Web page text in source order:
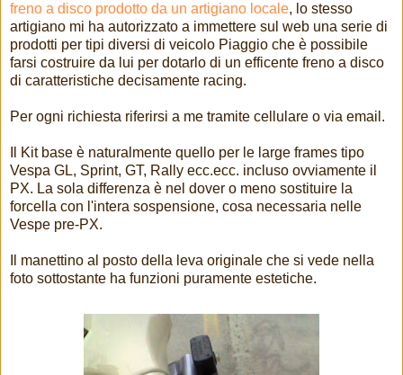
freno a disco prodotto da un artigiano locale, lo stesso
artigiano mi ha autorizzato a immettere sul web una serie di
prodotti per tipi diversi di veicolo Piaggio che è possibile
farsi costruire da lui per dotarlo di un efficente freno a disco
di caratteristiche decisamente racing.
Per ogni richiesta riferirsi a me tramite cellulare o via email.
Il Kit base è naturalmente quello per le large frames tipo
Vespa GL, Sprint, GT, Rally ecc.ecc. incluso ovviamente il
PX. La sola differenza è nel dover o meno sostituire la
forcella con l'intera sospensione, cosa necessaria nelle
Vespe pre-PX.
Il manettino al posto della leva originale che si vede nella
foto sottostante ha funzioni puramente estetiche.